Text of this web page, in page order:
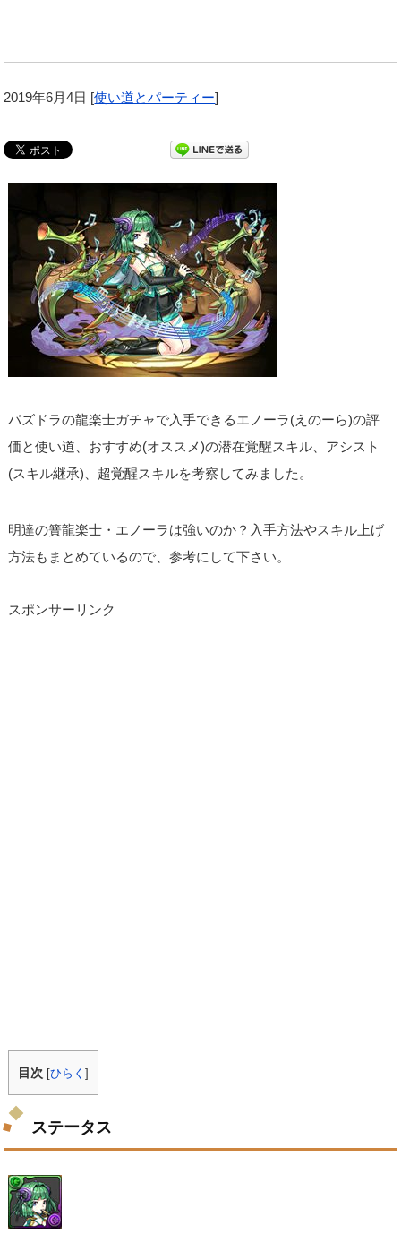
2019年6月4日 [使い道とパーティー]
パズドラの龍楽士ガチャで入手できるエノーラ(えのーら)の評
価と使い道、おすすめ(オススメ)の潜在覚醒スキル、アシスト
(スキル継承)、超覚醒スキルを考察してみました。
明達の簧龍楽士・エノーラは強いのか？入手方法やスキル上げ
方法もまとめているので、参考にして下さい。
スポンサーリンク
目次 [ひらく]
ステータス